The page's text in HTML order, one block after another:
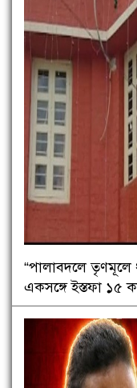
“পালাবদলে তৃণমূলে
একসঙ্গে ইস্তফা ১৫